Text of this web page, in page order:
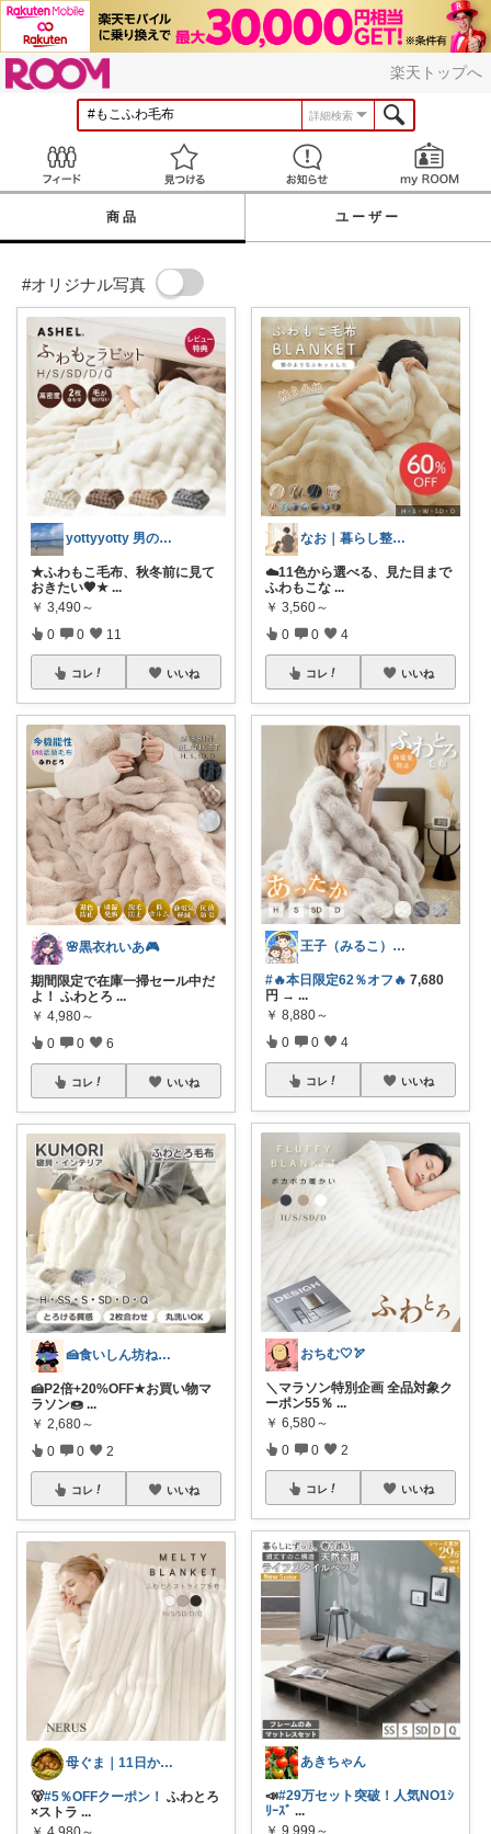
楽天トップへ
詳細検索
見つける お知らせ
商品 ユーザー
#オリジナル写真
yottyyotty 男の子ママの暮らし
★ふわもこ毛布、秋冬前に見て
おきたい🤎★ ...
￥ 3,490～
0 0 11
コレ いいね
🌸黒衣れいあ🎮
期間限定で在庫一掃セール中だ
よ！ ふわとろ ...
￥ 4,980～
0 0 6
コレ いいね
🍰食いしん坊ねっこ🍩毎日タロット占い
🍰P2倍+20%OFF★お買い物マ
ラソン🍩 ...
￥ 2,680～
0 0 2
コレ いいね
母ぐま｜11日から夏休みモード🌻
🐻#5％OFFクーポン！ ふわとろ
×ストラ ...
なお｜暮らし整えROOM｜犬もいます🐕
☁️11色から選べる、見た目まで
ふわもこな ...
￥ 3,560～
0 0 4
コレ いいね
王子（みるこ）👑便利グッズ×QOL向上
#🔥本日限定62％オフ🔥 7,680
円 → ...
￥ 8,880～
0 0 4
コレ いいね
おちむ🤍🏹
＼マラソン特別企画 全品対象ク
ーポン55％ ...
￥ 6,580～
0 0 2
コレ いいね
あきちゃん
📣#29万セット突破！人気NO1ｼ
ﾘｰｽﾞ ...
￥ 9,999～